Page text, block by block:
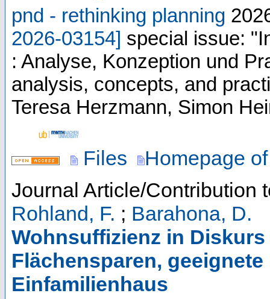
pnd - rethinking planning
2026-03154] special issue:
: Analyse, Konzeption und
analysis, concepts, and
Teresa Herzmann, Simon
Files
Homepage
Journal Article/Contribution
Rohland, F. ; Barahona, D.
Wohnsuffizienz in
Flächensparen,
Einfamilienhaus